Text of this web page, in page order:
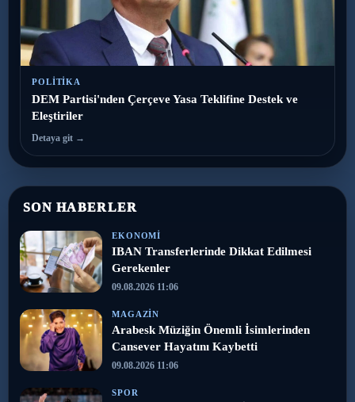
POLITIKA
DEM Partisi'nden Çerçeve Yasa Teklifine Destek ve
Eleştiriler
Detaya git →
SON HABERLER
EKONOMI
IBAN Transferlerinde Dikkat Edilmesi
Gerekenler
09.08.2026 11:06
MAGAZIN
Arabesk Müziğin Önemli İsimlerinden
Cansever Hayatını Kaybetti
09.08.2026 11:06
SPOR